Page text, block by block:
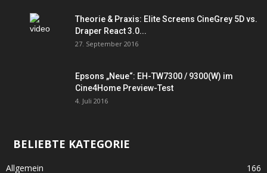
Theorie & Praxis: Elite Screens CineGrey 5D vs.
Draper React 3.0...
27. September 2016
Epsons „Neue“: EH-TW7300 / 9300(W) im
Cine4Home Preview-Test
4. Juli 2016
BELIEBTE KATEGORIE
Allgemein
166